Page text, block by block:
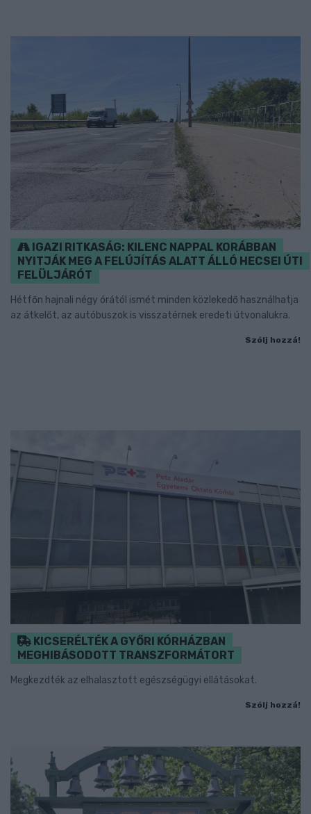
IGAZI RITKASÁG: KILENC NAPPAL KORÁBBAN
NYITJÁK MEG A FELÚJÍTÁS ALATT ÁLLÓ HECSEI ÚTI
FELÜLJÁRÓT
Hétfőn hajnali négy órától ismét minden közlekedő használhatja
az átkelőt, az autóbuszok is visszatérnek eredeti útvonalukra.
Szólj hozzá!
KICSERÉLTÉK A GYŐRI KÓRHÁZBAN
MEGHIBÁSODOTT TRANSZFORMÁTORT
Megkezdték az elhalasztott egészségügyi ellátásokat.
Szólj hozzá!